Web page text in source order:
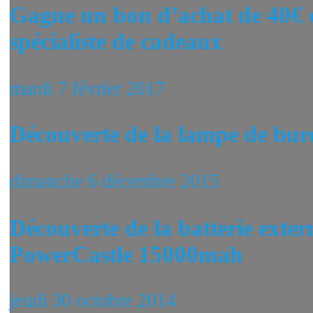
Gagne un bon d’achat de 40€
spécialiste de cadeaux
mardi 7 février 2017
Découverte de la lampe de
dimanche 6 décembre 2015
Découverte de la batterie
PowerCastle 15000mah
jeudi 30 octobre 2014